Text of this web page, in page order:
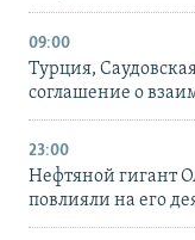
09:00
Турция,
соглашение о
23:00
Нефтяной гигант
повлияли на его